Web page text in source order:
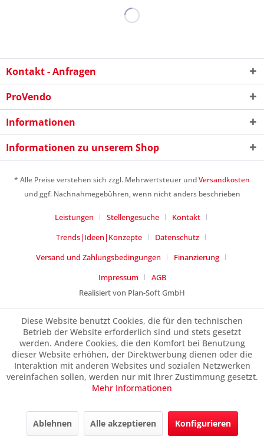
Kontakt - Anfragen
ProVendo
Informationen
Informationen zu unserem Shop
* Alle Preise verstehen sich zzgl. Mehrwertsteuer undVersandkosten
und ggf. Nachnahmegebühren, wenn nicht anders beschrieben
Leistungen Stellengesuche
Kontakt
Trends|Ideen|Konzepte
Datenschutz
Versand und Zahlungsbedingungen
Finanzierung
Impressum
AGB
Realisiert von Plan-Soft GmbH
Diese Website benutzt Cookies, die für den technischen
Betrieb der Website erforderlich sind und stets gesetzt
werden. Andere Cookies, die den Komfort bei Benutzung
dieser Website erhöhen, der Direktwerbung dienen oder die
Interaktion mit anderen Websites und sozialen Netzwerken
vereinfachen sollen, werden nur mit Ihrer Zustimmung gesetzt.
Mehr Informationen
Ablehnen Alle akzeptieren Konfigurieren